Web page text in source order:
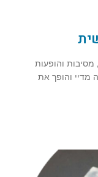
והופעות
מדיי והופך את